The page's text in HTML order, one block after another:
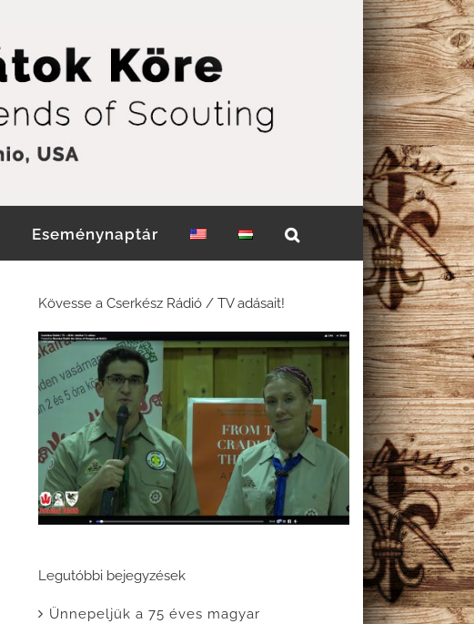
Eseménynaptár
Kövesse a Cserkész Rádió / TV adásait!
Legutóbbi bejegyzések
Ünnepeljük a 75 éves magyar